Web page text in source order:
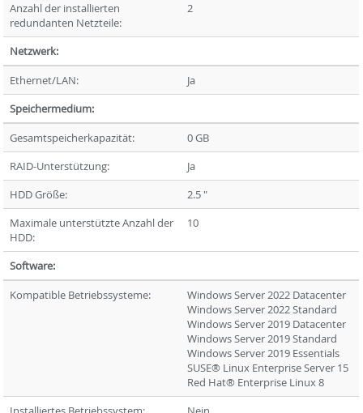
Anzahl der installierten
redundanten Netzteile:
2
Netzwerk:
Ethernet/LAN:
Ja
Speichermedium:
Gesamtspeicherkapazität:
0 GB
RAID-Unterstützung:
Ja
HDD Größe:
2.5 "
Maximale unterstützte Anzahl der
HDD:
10
Software:
Kompatible Betriebssysteme:
Windows Server 2022 Datacenter
Windows Server 2022 Standard
Windows Server 2019 Datacenter
Windows Server 2019 Standard
Windows Server 2019 Essentials
SUSE® Linux Enterprise Server 15
Red Hat® Enterprise Linux 8